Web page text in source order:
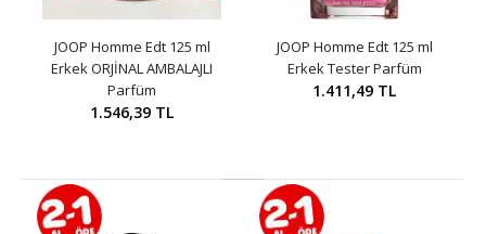
JOOP Homme Edt 125 ml
Erkek ORJİNAL AMBALAJLI
Parfüm
1.546,39 TL
JOOP Homme Edt 125 ml
Erkek Tester Parfüm
1.411,49 TL